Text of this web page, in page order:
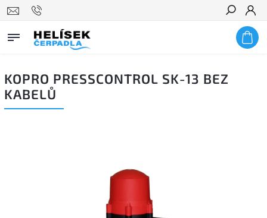
Hledat
KOPRO PRESSCONTROL SK-13 BEZ
KABELŮ